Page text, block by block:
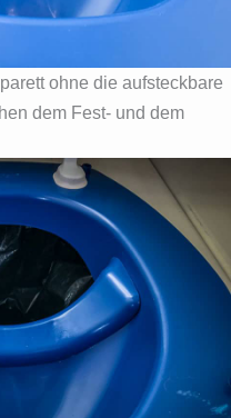
ohne die aufsteckbare
dem Fest- und dem